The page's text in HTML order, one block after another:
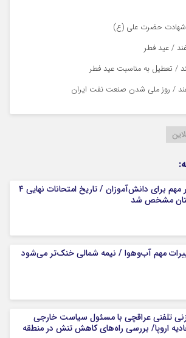
شهادت حضرت علی (ع)
/ عید فطر
/ تعطیل به مناسبت عید فطر
/ روز ملی شدن صنعت نفت ایران
خبر مهم برای دانش‌آموزان / تاریخ امتحانات نهایی ۴
مشخص شد
مهم آب‌وهوا / نیمه شمالی خنک‌تر می‌شود
تلفنی عراقچی با مسئول سیاست خارجی
اروپا/ بررسی راه‌های کاهش تنش در منطقه